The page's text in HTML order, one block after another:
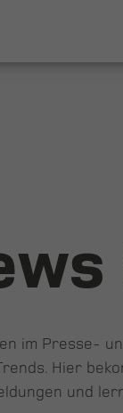
im Presse-
Hier
und